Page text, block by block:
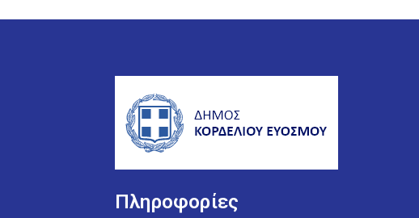
Πληροφορίες